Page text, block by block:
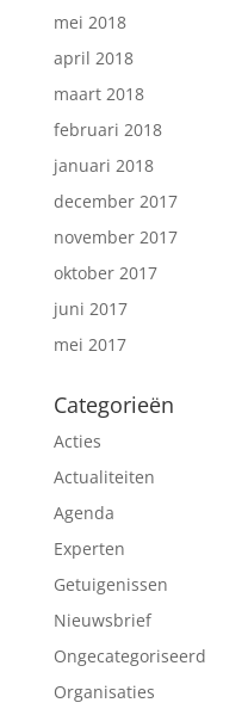
mei 2018
april 2018
maart 2018
februari 2018
januari 2018
december 2017
november 2017
oktober 2017
juni 2017
mei 2017
Categorieën
Acties
Actualiteiten
Agenda
Experten
Getuigenissen
Nieuwsbrief
Ongecategoriseerd
Organisaties